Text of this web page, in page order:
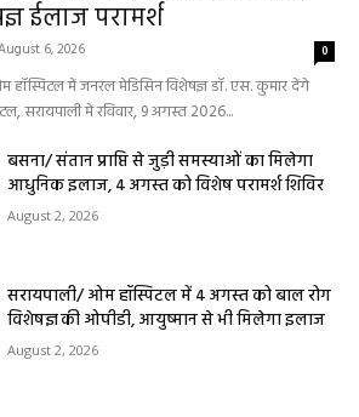
ईलाज परामर्श
6, 2026 0
में जनरल मेडिसिन विशेषज्ञ डॉ. एस. कुमार देंगे
सरायपाली में रविवार, 9 अगस्त 2026...
बसना/ संतान प्राप्ति से जुड़ी समस्याओं का मिलेगा
आधुनिक इलाज, 4 अगस्त को विशेष परामर्श शिविर
August 2, 2026
सरायपाली/ ओम हॉस्पिटल में 4 अगस्त को बाल रोग
विशेषज्ञ की ओपीडी, आयुष्मान से भी मिलेगा इलाज
August 2, 2026